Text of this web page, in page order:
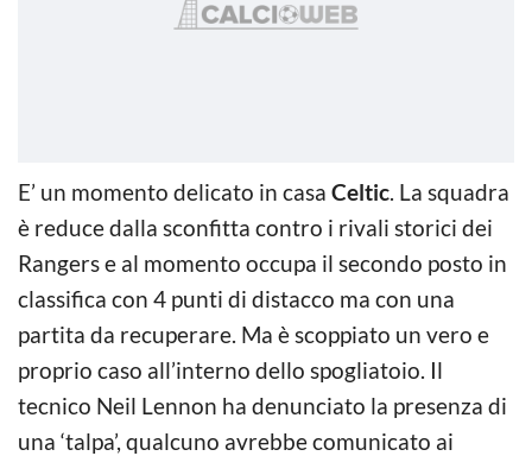
E’ un momento delicato in casa Celtic. La squadra
è reduce dalla sconfitta contro i rivali storici dei
Rangers e al momento occupa il secondo posto in
classifica con 4 punti di distacco ma con una
partita da recuperare. Ma è scoppiato un vero e
proprio caso all’interno dello spogliatoio. Il
tecnico Neil Lennon ha denunciato la presenza di
una ‘talpa’, qualcuno avrebbe comunicato ai